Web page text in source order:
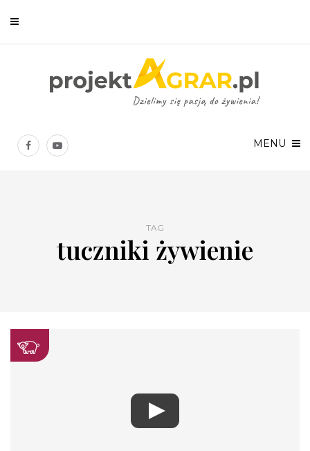
MENU
TAG
tuczniki żywienie
Chcesz być na bieżąco? Zostaw swój e-mail, a raz w tygodniu
prześlemy Ci nasze najlepsze artykuły!
Twoje dane osobowe będą przetwarzane zgodnie zPolityką prywatności